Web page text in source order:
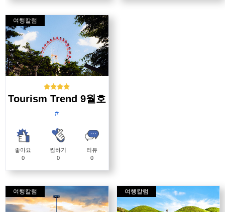
여행칼럼
Tourism Trend 9월호
#
좋아요
0
찜하기
0
리뷰
0
여행칼럼 여행칼럼